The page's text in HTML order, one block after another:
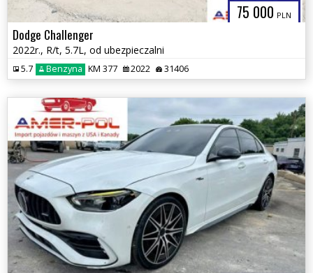
75 000 PLN
Dodge Challenger
2022r., R/t, 5.7L, od ubezpieczalni
5.7 Benzyna KM 377 2022 31406